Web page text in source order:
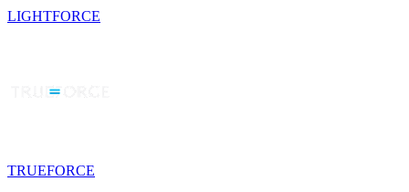
LIGHTFORCE
TRUEFORCE